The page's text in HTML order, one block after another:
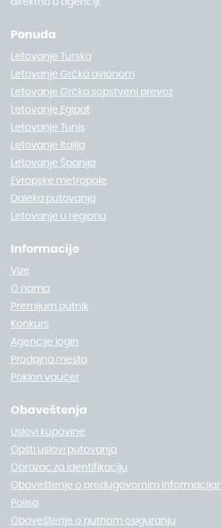
direktno u agenciji.
Ponuda
Letovanje Turska
Letovanje Grčka avionom
Letovanje Grčka sopstveni prevoz
Letovanje Egipat
Letovanje Tunis
Letovanje Italija
Letovanje Španija
Evropske metropole
Daleka putovanja
Letovanje u regionu
Informacije
Vize
O nama
Premijum putnik
Konkurs
Agencije login
Prodajna mesta
Poklon vaučer
Obaveštenja
Uslovi kupovine
Opšti uslovi putovanja
Obrazac za identifikaciju
Obaveštenje o predugovornim
Polisa
Obaveštenje o putnom osiguranju